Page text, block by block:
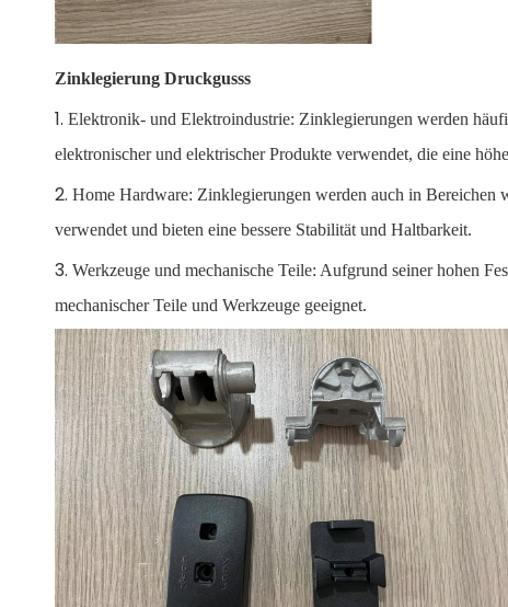
Zinklegierung Druckgusss
1. Elektronik- und Elektroindustrie: Zinklegierungen werden
elektronischer und elektrischer Produkte verwendet, die eine
2. Home Hardware: Zinklegierungen werden auch in Bereichen
verwendet und bieten eine bessere Stabilität und Haltbarkeit.
3. Werkzeuge und mechanische Teile: Aufgrund seiner hohen
mechanischer Teile und Werkzeuge geeignet.